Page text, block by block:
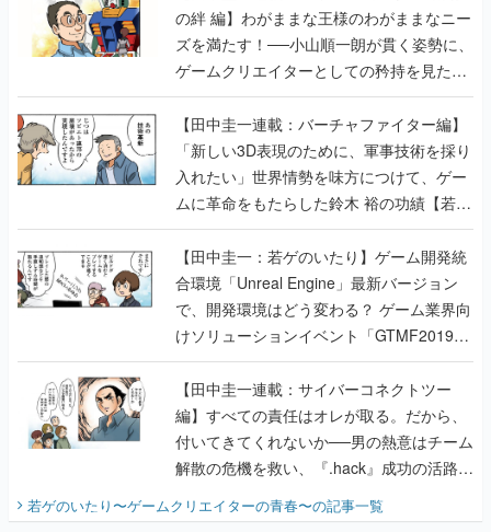
の絆 編】わがままな王様のわがままなニー
ズを満たす！──小山順一朗が貫く姿勢に、
ゲームクリエイターとしての矜持を見た
【若ゲのいたり最終回】
【田中圭一連載：バーチャファイター編】
「新しい3D表現のために、軍事技術を採り
入れたい」世界情勢を味方につけて、ゲー
ムに革命をもたらした鈴木 裕の功績【若ゲ
のいたり】
【田中圭一：若ゲのいたり】ゲーム開発統
合環境「Unreal Engine」最新バージョン
で、開発環境はどう変わる？ ゲーム業界向
けソリューションイベント「GTMF2019」
に行って、より理解を深めよう【PR】
【田中圭一連載：サイバーコネクトツー
編】すべての責任はオレが取る。だから、
付いてきてくれないか──男の熱意はチーム
解散の危機を救い、『.hack』成功の活路を
『少年ジャンプ』色だった【若ゲのいた
若ゲのいたり〜ゲームクリエイターの青春〜の記事一覧